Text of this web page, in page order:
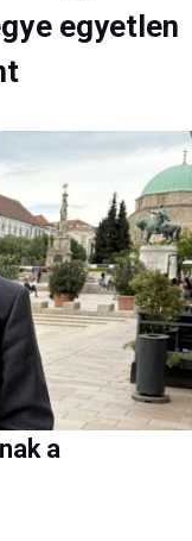
egyetlen
a